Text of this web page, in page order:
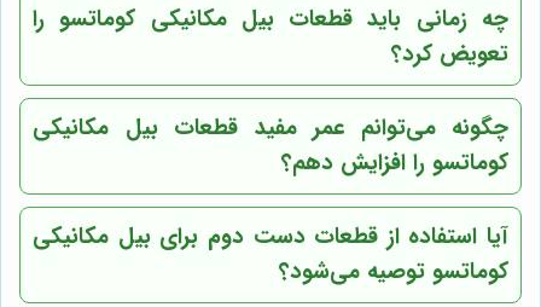
چه زمانی باید قطعات بیل مکانیکی کوماتسو را
تعویض کرد؟
چگونه می‌توانم عمر مفید قطعات بیل مکانیکی
کوماتسو را افزایش دهم؟
آیا استفاده از قطعات دست دوم برای بیل مکانیکی
کوماتسو توصیه می‌شود؟